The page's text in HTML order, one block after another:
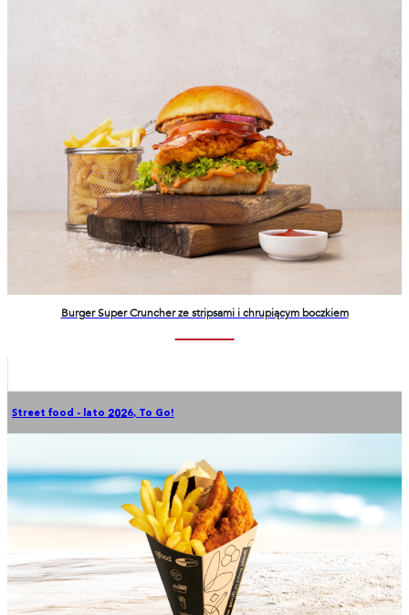
Burger Super Cruncher ze stripsami i chrupiącym boczkiem
Street food - lato 2026, To Go!